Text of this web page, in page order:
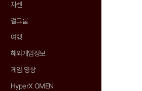
차벤
걸그룹
여행
해외게임정보
게임 영상
HyperX OMEN